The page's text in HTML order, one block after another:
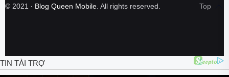
© 2021 ‧ Blog Queen Mobile. All rights reserved.